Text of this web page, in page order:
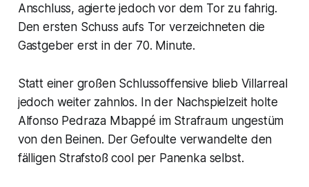
Anschluss, agierte jedoch vor dem Tor zu fahrig.
Den ersten Schuss aufs Tor verzeichneten die
Gastgeber erst in der 70. Minute.
Statt einer großen Schlussoffensive blieb Villarreal
jedoch weiter zahnlos. In der Nachspielzeit holte
Alfonso Pedraza Mbappé im Strafraum ungestüm
von den Beinen. Der Gefoulte verwandelte den
fälligen Strafstoß cool per Panenka selbst.